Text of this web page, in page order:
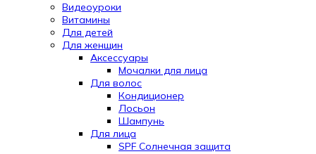
Видеоуроки
Витамины
Для детей
Для женщин
Аксессуары
Мочалки для лица
Для волос
Кондиционер
Лосьон
Шампунь
Для лица
SPF Солнечная защита